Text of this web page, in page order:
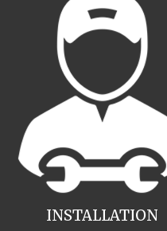
INSTALLATION